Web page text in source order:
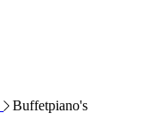
Buffetpiano's